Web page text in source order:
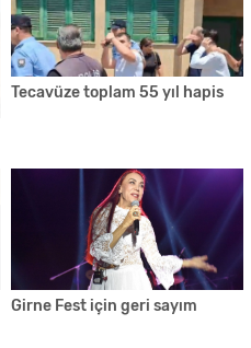
Tecavüze toplam 55 yıl hapis
Girne Fest için geri sayım